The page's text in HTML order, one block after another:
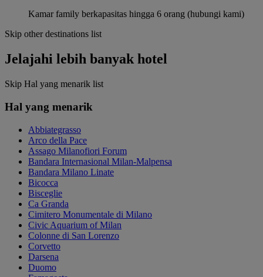
Kamar family berkapasitas hingga 6 orang (hubungi kami)
Skip other destinations list
Jelajahi lebih banyak hotel
Skip Hal yang menarik list
Hal yang menarik
Abbiategrasso
Arco della Pace
Assago Milanofiori Forum
Bandara Internasional Milan-Malpensa
Bandara Milano Linate
Bicocca
Bisceglie
Ca Granda
Cimitero Monumentale di Milano
Civic Aquarium of Milan
Colonne di San Lorenzo
Corvetto
Darsena
Duomo